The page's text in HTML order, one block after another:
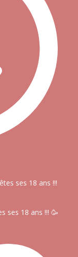
ses 18 ans !!! 🥳